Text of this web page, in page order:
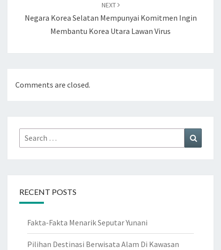
NEXT
Negara Korea Selatan Mempunyai Komitmen Ingin
Membantu Korea Utara Lawan Virus
Comments are closed.
Search
for:
RECENT POSTS
Fakta-Fakta Menarik Seputar Yunani
Pilihan Destinasi Berwisata Alam Di Kawasan